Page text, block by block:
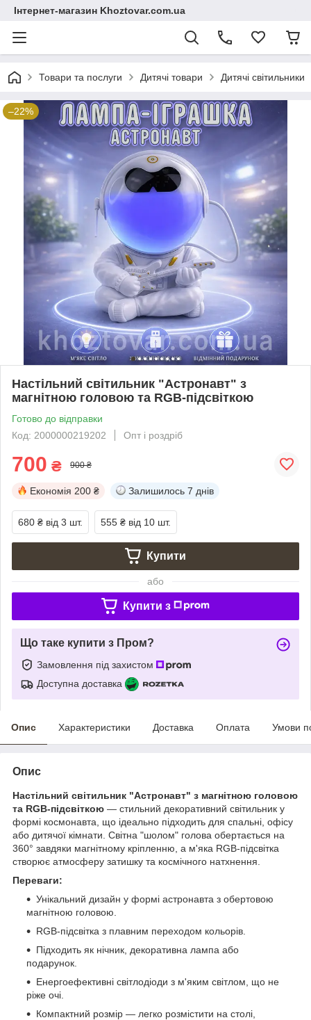
Інтернет-магазин Khoztovar.com.ua
Товари та послуги Дитячі товари Дитячі світильники
–22%
Настільний світильник "Астронавт" з
магнітною головою та RGB-підсвіткою
Готово до відправки
Код: 2000000219202
Опт і роздріб
700 ₴ 900 ₴
Економія 200 ₴ Залишилось 7 днів
680 ₴ від 3 шт. 555 ₴ від 10 шт.
Купити
або
Купити з
Що таке купити з Пром?
Замовлення під захистом
Доступна доставка
Опис Характеристики Доставка Оплата Умови
Опис
Настільний світильник "Астронавт" з магнітною головою
та RGB-підсвіткою — стильний декоративний світильник у
формі космонавта, що ідеально підходить для спальні, офісу
або дитячої кімнати. Світна "шолом" голова обертається на
360° завдяки магнітному кріпленню, а м'яка RGB-підсвітка
створює атмосферу затишку та космічного натхнення.
Переваги:
Унікальний дизайн у формі астронавта з обертовою
магнітною головою.
RGB-підсвітка з плавним переходом кольорів.
Підходить як нічник, декоративна лампа або
подарунок.
Енергоефективні світлодіоди з м'яким світлом, що не
ріже очі.
Компактний розмір — легко розмістити на столі,